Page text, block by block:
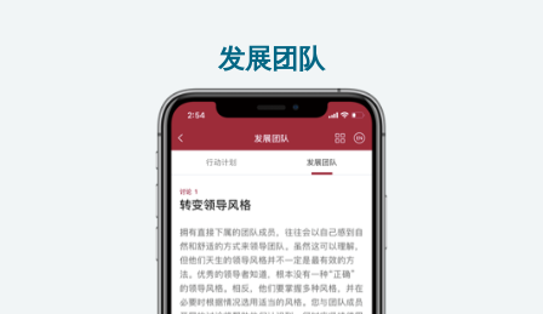
发展团队